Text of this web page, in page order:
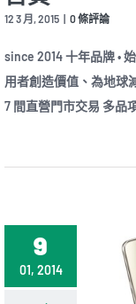
12 3 月, 2015 0 條評論
since 2014 十年品牌 •
用者創造價值、為地球
7 間直營門市交易 多品
9
01, 2014